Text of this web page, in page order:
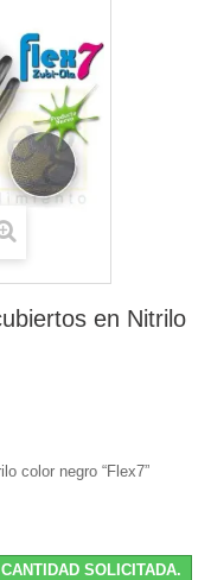
en Nitrilo
color negro “Flex7”
SOLICITADA.